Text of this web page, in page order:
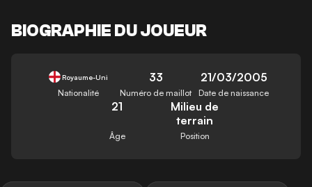
BIOGRAPHIE DU JOUEUR
Royaume-Uni
Nationalité
33
Numéro de maillot
21/03/2005
Date de naissance
21
Âge
Milieu de
terrain
Position